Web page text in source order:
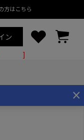
方はこちら
ン
×